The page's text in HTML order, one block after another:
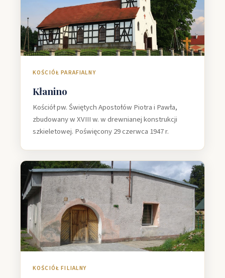
KOŚCIÓŁ PARAFIALNY
Kłanino
Kościół pw. Świętych Apostołów Piotra i Pawła,
zbudowany w XVIII w. w drewnianej konstrukcji
szkieletowej. Poświęcony 29 czerwca 1947 r.
KOŚCIÓŁ FILIALNY